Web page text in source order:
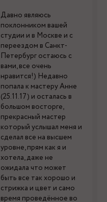
Давно являюсь
поклонником вашей
студии и в Москве и с
переездом в Санкт-
Петербург остаюсь с
вами, все очень
нравится!) Недавно
попала к мастеру Анне
(25.11.17) и осталась в
большом восторге,
прекрасный мастер
который услышал меня и
сделал все на высшем
уровне, прям как я и
хотела, даже не
ожидала что может
быть все так хорошо и
стрижка и цвет и само
время проведённое во